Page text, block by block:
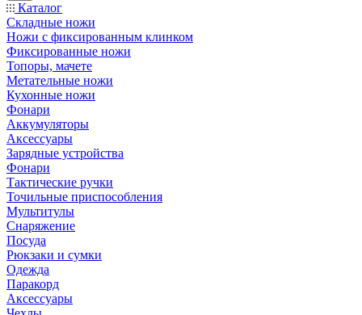
Каталог
Складные ножи
Ножи с фиксированным клинком
Фиксированные ножи
Топоры, мачете
Метательные ножи
Кухонные ножи
Фонари
Аккумуляторы
Аксессуары
Зарядные устройства
Фонари
Тактические ручки
Точильные приспособления
Мультитулы
Снаряжение
Посуда
Рюкзаки и сумки
Одежда
Паракорд
Аксессуары